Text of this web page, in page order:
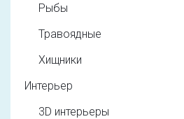
Рыбы
Травоядные
Хищники
Интерьер
3D интерьеры